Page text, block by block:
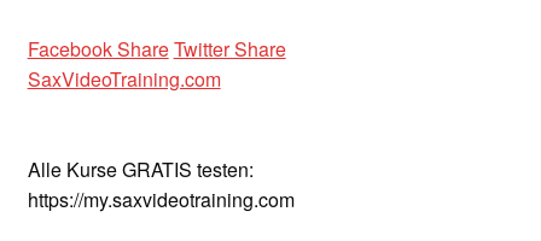
Facebook ShareTwitter Share
SaxVideoTraining.com
Alle Kurse GRATIS testen:
https://my.saxvideotraining.com